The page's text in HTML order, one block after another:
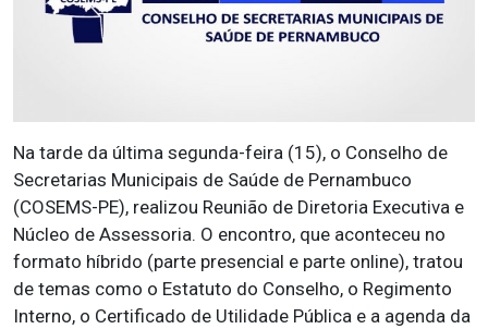
Na tarde da última segunda-feira (15), o Conselho de
Secretarias Municipais de Saúde de Pernambuco
(COSEMS-PE), realizou Reunião de Diretoria Executiva e
Núcleo de Assessoria. O encontro, que aconteceu no
formato híbrido (parte presencial e parte online), tratou
de temas como o Estatuto do Conselho, o Regimento
Interno, o Certificado de Utilidade Pública e a agenda da